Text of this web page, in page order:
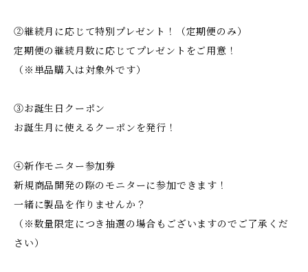
②継続月に応じて特別プレゼント！（定期便のみ）
定期便の継続月数に応じてプレゼントをご用意！
（※単品購入は対象外です）
③お誕生日クーポン
お誕生月に使えるクーポンを発行！
④新作モニター参加券
新規商品開発の際のモニターに参加できます！
一緒に製品を作りませんか？
（※数量限定につき抽選の場合もございますのでご了承くだ
さい）